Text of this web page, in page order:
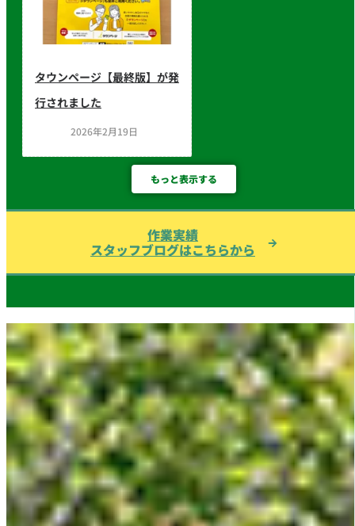
タウンページ【最終版】が発
行されました
2026年2月19日
もっと表示する
作業実績
スタッフブログはこちらから